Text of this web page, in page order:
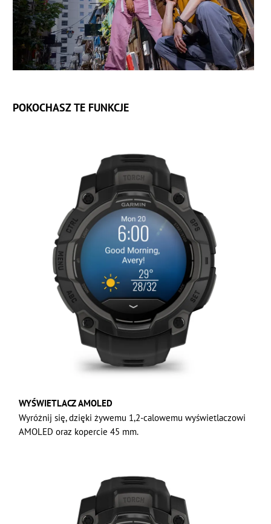
POKOCHASZ TE FUNKCJE
WYŚWIETLACZ AMOLED
Wyróżnij się, dzięki żywemu 1,2-calowemu wyświetlaczowi
AMOLED oraz kopercie 45 mm.